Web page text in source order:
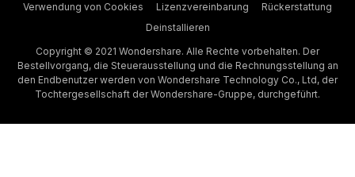
Verwendung von Cookies Lizenzvereinbarung
Rückerstattung
Deinstallieren
Copyright © 2021 Wondershare. Alle Rechte vorbehalten. Der
Bestellvorgang, die Steuerausstellung und die Rechnungsstellung an
den Endbenutzer werden von Wondershare Technology Co., Ltd, der
Tochtergesellschaft der Wondershare-Gruppe, durchgeführt.